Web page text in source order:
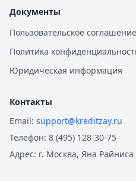
Документы
Пользовательское соглашение
Политика
Юридическая информация
Контакты
Email: support@kreditzay.ru
Телефон: 8 (495) 128-30-75
Адрес: г. Москва, Яна